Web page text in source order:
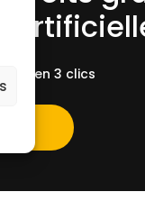
en 3 clics